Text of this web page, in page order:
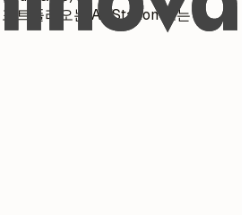
트폴리오는 ArtStation 또는